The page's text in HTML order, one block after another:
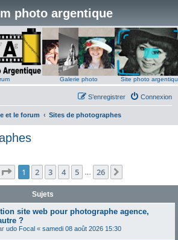
photo argentique
Galerie photo Site photo
Connexion
S’enregistrer
et le forum Sites de photographes
Page 1sur26
1 2 3 4 5 26
Sujets
site web pour photographe agence,
?
udo Focal « samedi 08 août 2026 15:30